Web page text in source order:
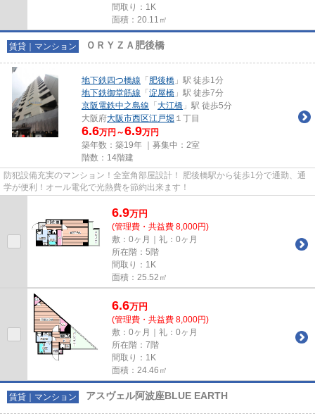
間取り：1K
面積：20.11㎡
賃貸｜マンション ＯＲＹＺＡ肥後橋
地下鉄四つ橋線 「 肥後橋 」駅 徒歩1分
地下鉄御堂筋線 「 淀屋橋 」駅 徒歩7分
京阪電鉄中之島線 「 大江橋 」駅 徒歩5分
大阪府大阪市西区江戸堀 １丁目
6.6万円～6.9万円
築年数：築19年 ｜募集中： 2室
階数：14階建
防犯設備充実のマンション！全室角部屋設計！ 肥後橋駅から徒歩1分で通勤、通
学が便利！オール電化で光熱費を節約出来ます！
6.9万円
(管理費・共益費 8,000円)
敷：0ヶ月｜礼：0ヶ月
所在階：5階
間取り：1K
面積：25.52㎡
6.6万円
(管理費・共益費 8,000円)
敷：0ヶ月｜礼：0ヶ月
所在階：7階
間取り：1K
面積：24.46㎡
賃貸｜マンション アスヴェル阿波座BLUE EARTH